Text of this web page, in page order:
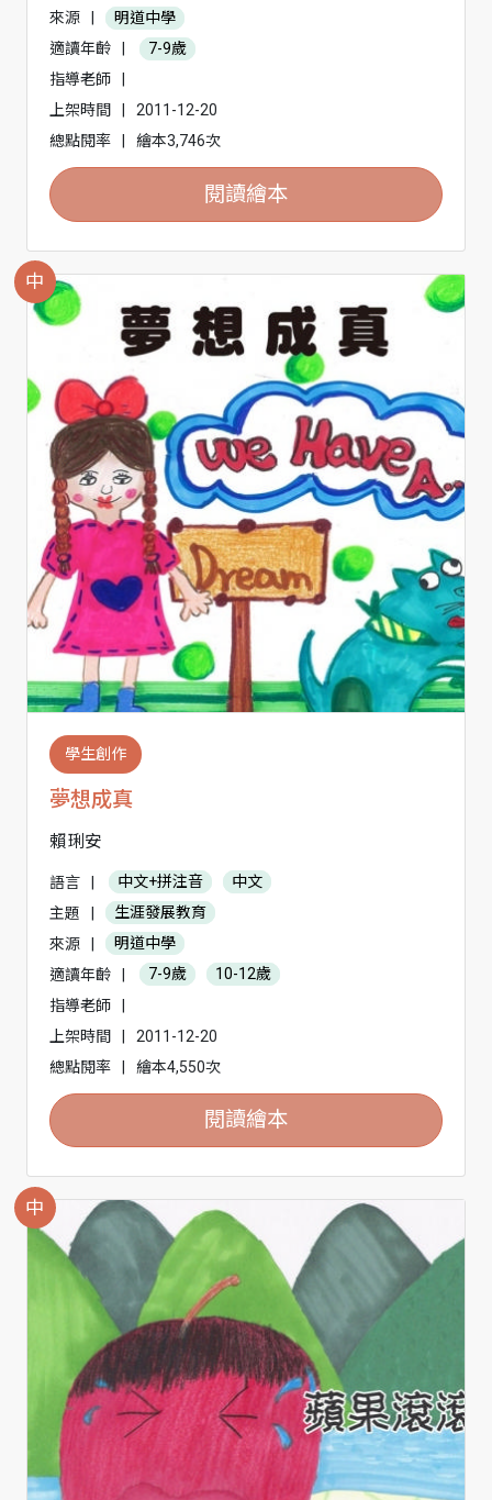
來源
明道中學
適讀年齡
7-9歲
指導老師
上架時間
2011-12-20
總點閱率
繪本3,746次
閱讀繪本
中
學生創作
夢想成真
賴琍安
語言 | 中文+拼注音
中文
主題
|
生涯發展教育
來源
|
明道中學
適讀年齡
| 7-9歲
10-12歲
指導老師
|
上架時間
|
2011-12-20
總點閱率
| 繪本4,550次
閱讀繪本
中